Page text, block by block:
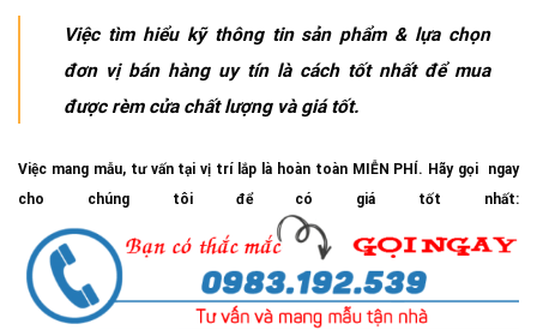
Việc tìm hiểu kỹ thông tin sản phẩm & lựa chọn
đơn vị bán hàng uy tín là cách tốt nhất để mua
được rèm cửa chất lượng và giá tốt.
Việc mang mẫu, tư vấn tại vị trí lắp là hoàn toàn MIỄN PHÍ. Hãy gọi ngay
cho chúng tôi để có giá tốt nhất: